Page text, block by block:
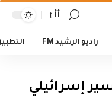
أأ
راديو الرشيد FM
إسرائيلي